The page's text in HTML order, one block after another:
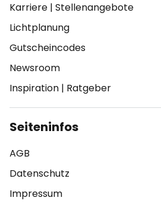
Karriere | Stellenangebote
Lichtplanung
Gutscheincodes
Newsroom
Inspiration | Ratgeber
Seiteninfos
AGB
Datenschutz
Impressum